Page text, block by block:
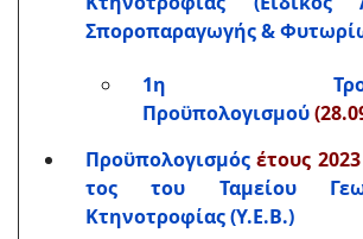
Σποροπαραγωγής &
1η
Προϋπολογισμού
Προϋπολογισμός έτους 2023
τος του Ταμείου
Κτηνοτροφίας (Υ.Ε.Β.)